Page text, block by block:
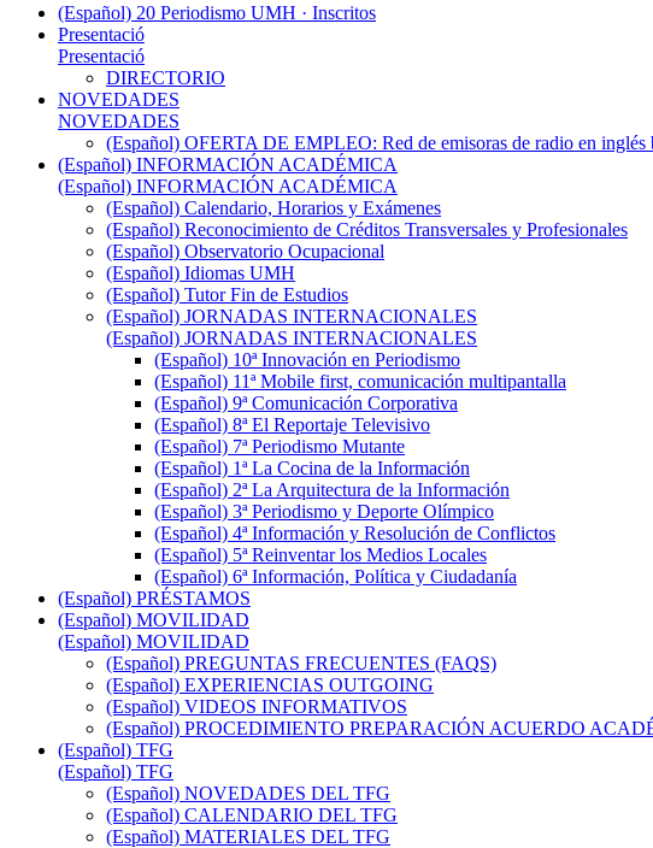
(Español) 20 Periodismo UMH · Inscritos
Presentació
Presentació
DIRECTORIO
NOVEDADES
NOVEDADES
(Español) OFERTA DE EMPLEO: Red de emisoras de radio en inglés
(Español) INFORMACIÓN ACADÉMICA
(Español) INFORMACIÓN ACADÉMICA
(Español) Calendario, Horarios y Exámenes
(Español) Reconocimiento de Créditos Transversales y Profesionales
(Español) Observatorio Ocupacional
(Español) Idiomas UMH
(Español) Tutor Fin de Estudios
(Español) JORNADAS INTERNACIONALES
(Español) JORNADAS INTERNACIONALES
(Español) 10ª Innovación en Periodismo
(Español) 11ª Mobile first, comunicación multipantalla
(Español) 9ª Comunicación Corporativa
(Español) 8ª El Reportaje Televisivo
(Español) 7ª Periodismo Mutante
(Español) 1ª La Cocina de la Información
(Español) 2ª La Arquitectura de la Información
(Español) 3ª Periodismo y Deporte Olímpico
(Español) 4ª Información y Resolución de Conflictos
(Español) 5ª Reinventar los Medios Locales
(Español) 6ª Información, Política y Ciudadanía
(Español) PRÉSTAMOS
(Español) MOVILIDAD
(Español) MOVILIDAD
(Español) PREGUNTAS FRECUENTES (FAQS)
(Español) EXPERIENCIAS OUTGOING
(Español) VIDEOS INFORMATIVOS
(Español) PROCEDIMIENTO PREPARACIÓN ACUERDO
(Español) TFG
(Español) TFG
(Español) NOVEDADES DEL TFG
(Español) CALENDARIO DEL TFG
(Español) MATERIALES DEL TFG